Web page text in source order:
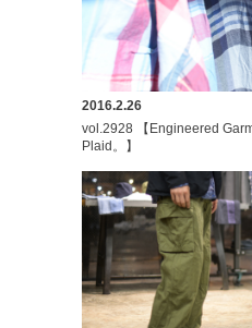
2016.2.26
vol.2928 【Engineered
Plaid。】